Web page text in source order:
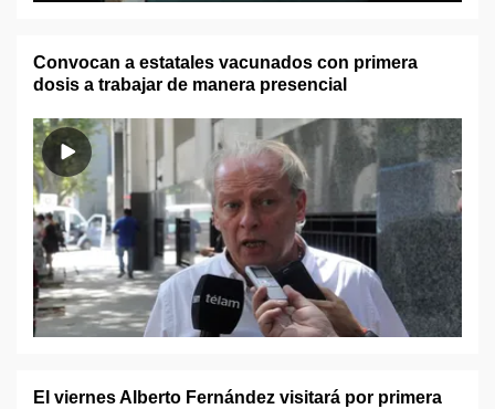
Convocan a estatales vacunados con primera
dosis a trabajar de manera presencial
El viernes Alberto Fernández visitará por primera